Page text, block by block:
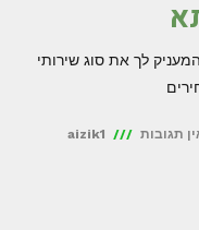
לך את סוג שירותי
תגובות aizik1